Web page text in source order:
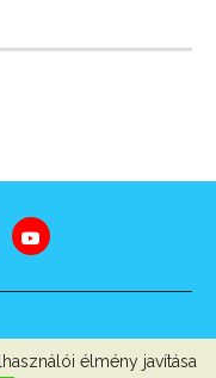
élmény javítása